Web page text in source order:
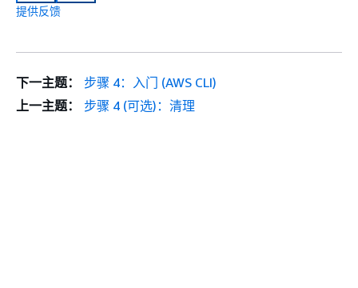
提供反馈
下一主题：
步骤 4：入门 (AWS CLI)
上一主题：
步骤 4 (可选)：清理